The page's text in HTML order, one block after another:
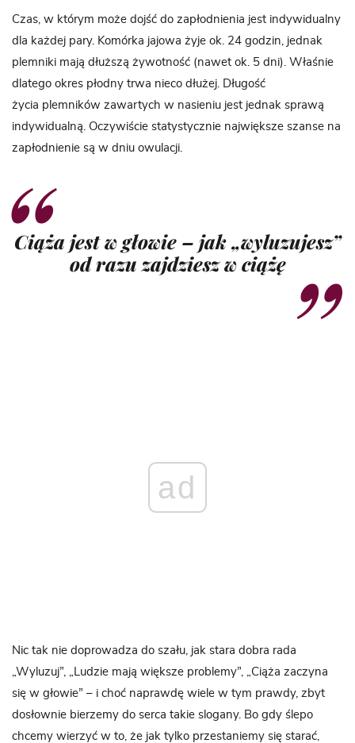
Czas, w którym może dojść do zapłodnienia jest indywidualny
dla każdej pary. Komórka jajowa żyje ok. 24 godzin, jednak
plemniki mają dłuższą żywotność (nawet ok. 5 dni). Właśnie
dlatego okres płodny trwa nieco dłużej. Długość
życia plemników zawartych w nasieniu jest jednak sprawą
indywidualną. Oczywiście statystycznie największe szanse na
zapłodnienie są w dniu owulacji.
Ciąża jest w głowie – jak „wyluzujesz”
od razu zajdziesz w ciążę
ad
Nic tak nie doprowadza do szału, jak stara dobra rada
„Wyluzuj”, „Ludzie mają większe problemy”, „Ciąża zaczyna
się w głowie” – i choć naprawdę wiele w tym prawdy, zbyt
dosłownie bierzemy do serca takie slogany. Bo gdy ślepo
chcemy wierzyć w to, że jak tylko przestaniemy się starać,